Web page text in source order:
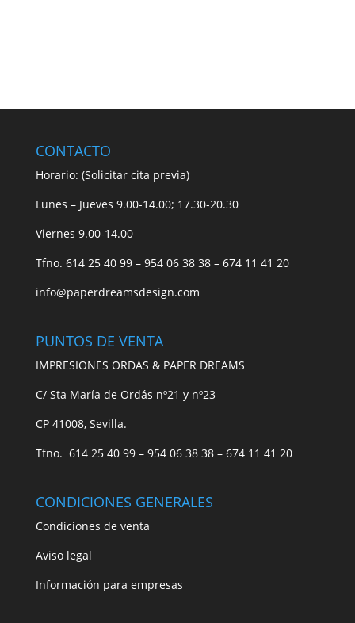
CONTACTO
Horario: (Solicitar cita previa)
Lunes – Jueves 9.00-14.00; 17.30-20.30
Viernes 9.00-14.00
Tfno. 614 25 40 99 – 954 06 38 38 – 674 11 41 20
info@paperdreamsdesign.com
PUNTOS DE VENTA
IMPRESIONES ORDAS & PAPER DREAMS
C/ Sta María de Ordás nº21 y nº23
CP 41008, Sevilla.
Tfno. 614 25 40 99 – 954 06 38 38 – 674 11 41 20
CONDICIONES GENERALES
Condiciones de venta
Aviso legal
Información para empresas